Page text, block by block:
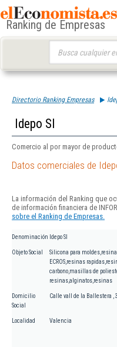
Ranking de Empresas
Directorio Ranking Empresas
Idepo Sl
Comercio al por mayor de
Datos comerciales de
La información del Ranking que
de información financiera de
sobre el Ranking de Empresas.
Denominación Idepo Sl
Objeto Social
Silicona para
ECROS,resinas
carbono,masillas de
resinas,alginatos,resinas
Domicilio
Social
Calle vall de la Ballestera ,
Localidad Valencia